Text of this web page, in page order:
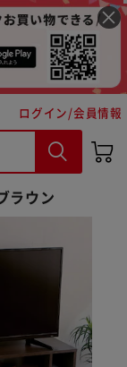
ログイン/会員情報
ラウン